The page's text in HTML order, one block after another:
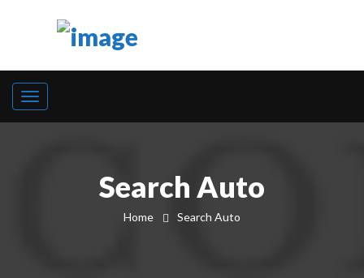
Search Auto
Home Search Auto